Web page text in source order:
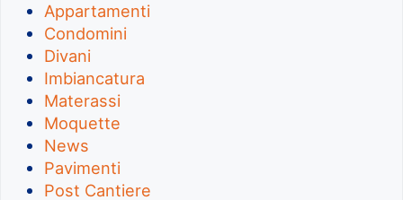
Appartamenti
Condomini
Divani
Imbiancatura
Materassi
Moquette
News
Pavimenti
Post Cantiere